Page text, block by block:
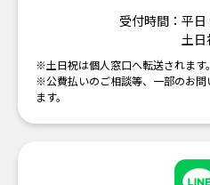
受付時間： 平日
土日
※土日祝は個人窓口へ転送されます。
※公費払いのご相談等、一部のお問
ます。